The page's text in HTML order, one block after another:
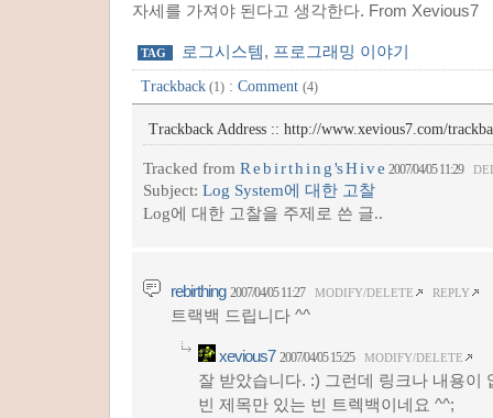
자세를 가져야 된다고 생각한다. From Xevious7
TAG 로그시스템, 프로그래밍 이야기
Trackback (1) : Comment (4)
Trackback Address :: http://www.xevious7.com/
Tracked from R e b i r t h i n g 's H i v e 2007/04/05 11:29
Subject: Log System에 대한 고찰
Log에 대한 고찰을 주제로 쓴 글..
rebirthing 2007/04/05 11:27 MODIFY/DELETE REPLY
트랙백 드립니다 ^^
xevious7 2007/04/05 15:25 MODIFY/DELETE
잘 받았습니다. :) 그런데 링크나 내용이
빈 제목만 있는 빈 트렉백이네요 ^^;